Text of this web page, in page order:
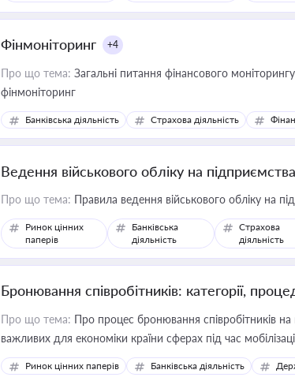
Фінмоніторинг +4
Про що тема: Загальні питання фінансового
фінмоніторинг
Банківська діяльність Страхова діяльність
Ведення військового обліку на
Про що тема: Правила ведення військового обліку на
Ринок цінних
паперів
Банківська
діяльність
Страхова
діяльність
Бронювання співробітників: категорії,
Про що тема: Про процес бронювання співробітників
важливих для економіки країни сферах під час
Ринок цінних паперів Банківська діяльність